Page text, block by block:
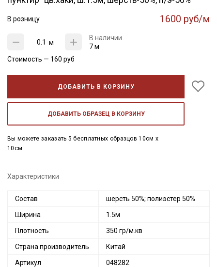
В розницу 1600 руб/м
м
В наличии
7 м
Стоимость — 160 руб
ДОБАВИТЬ В КОРЗИНУ
ДОБАВИТЬ ОБРАЗЕЦ В КОРЗИНУ
Вы можете заказать 5 бесплатных образцов 10см x
10см
Характеристики
Состав шерсть 50%; полиэстер 50%
Ширина 1.5м
Плотность 350 гр/м.кв
Страна производитель Китай
Артикул 048282